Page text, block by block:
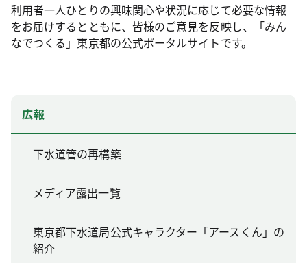
利用者一人ひとりの興味関心や状況に応じて必要な情報
をお届けするとともに、皆様のご意見を反映し、「みん
なでつくる」東京都の公式ポータルサイトです。
広報
下水道管の再構築
メディア露出一覧
東京都下水道局公式キャラクター「アースくん」の
紹介